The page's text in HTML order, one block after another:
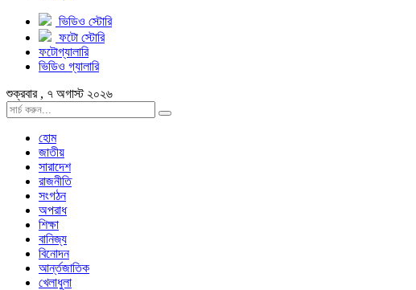
ভিডিও স্টোরি
ফটো স্টোরি
ফটোগ্যালারি
ভিডিও গ্যালারি
শুক্রবার , ৭ অগাস্ট ২০২৬
হোম
জাতীয়
সারাদেশ
রাজনীতি
সংগঠন
অপরাধ
শিক্ষা
বানিজ্য
বিনোদন
আর্ন্তজাতিক
খেলাধুলা